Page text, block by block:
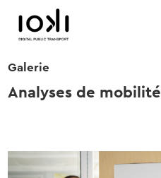
Galerie
Analyses de mobilité